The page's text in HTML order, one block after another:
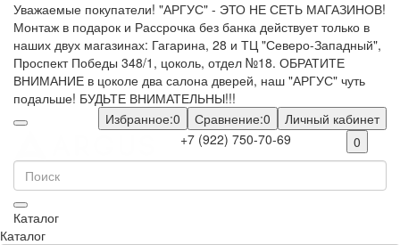
Уважаемые покупатели! "АРГУС" - ЭТО НЕ СЕТЬ МАГАЗИНОВ!
Монтаж в подарок и Рассрочка без банка действует только в
наших двух магазинах: Гагарина, 28 и ТЦ "Северо-Западный",
Проспект Победы 348/1, цоколь, отдел №18. ОБРАТИТЕ
ВНИМАНИЕ в цоколе два салона дверей, наш "АРГУС" чуть
подальше! БУДЬТЕ ВНИМАТЕЛЬНЫ!!!
Личный кабинет
Сравнение:0
Избранное:0
+7 (922) 750-70-69
0
Каталог
Каталог